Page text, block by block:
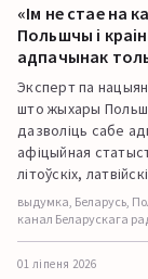
«Ім не стае на
Польшчы і
адпачынак
Эксперт па
што жыхары
дазволіць сабе
афіцыйная
літоўскіх,
выдумка, Беларусь,
канал Беларускага
01 ліпеня 2026